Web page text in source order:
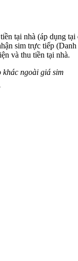
tại nhà (áp dụng
sim trực tiếp
và thu tiền tại nhà.
khác ngoài giá sim